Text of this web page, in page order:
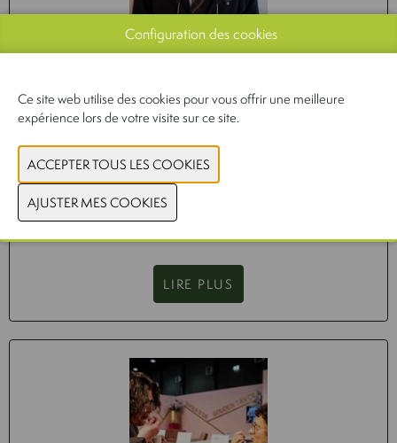
QUE RÉSERVE L’ANNÉE 2026 À L’INDUSTRIE
GÉOPOLITIQUE ?
04-03-2026
Xavier Gellynck, professeur d’économie agricole et d’agro-
marketing à l'université de Gand, donne un aperçu des
développements futurs dans l’industrie alimentaire et identifie
les principaux défis auxquels le secteur est confronté.
LIRE PLUS
Configuration des cookies
Ce site web utilise des cookies pour vous offrir une meilleure
expérience lors de votre visite sur ce site.